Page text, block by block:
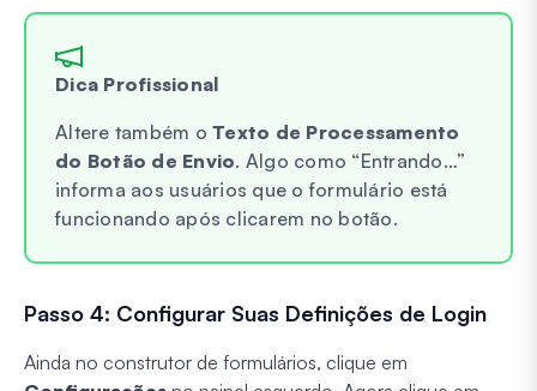
Dica Profissional
Altere também o Texto de Processamento
do Botão de Envio. Algo como “Entrando…”
informa aos usuários que o formulário está
funcionando após clicarem no botão.
Passo 4: Configurar Suas Definições de Login
Ainda no construtor de formulários, clique em